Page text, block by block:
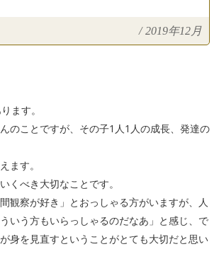
/ 2019年12月
ます。
のことですが、その子1人1人の成長、発達の
ます。
くべき大切なことです。
観察が好き」とおっしゃる方がいますが、人
いう方もいらっしゃるのだなあ」と感じ、で
身を見直すということがとても大切だと思い